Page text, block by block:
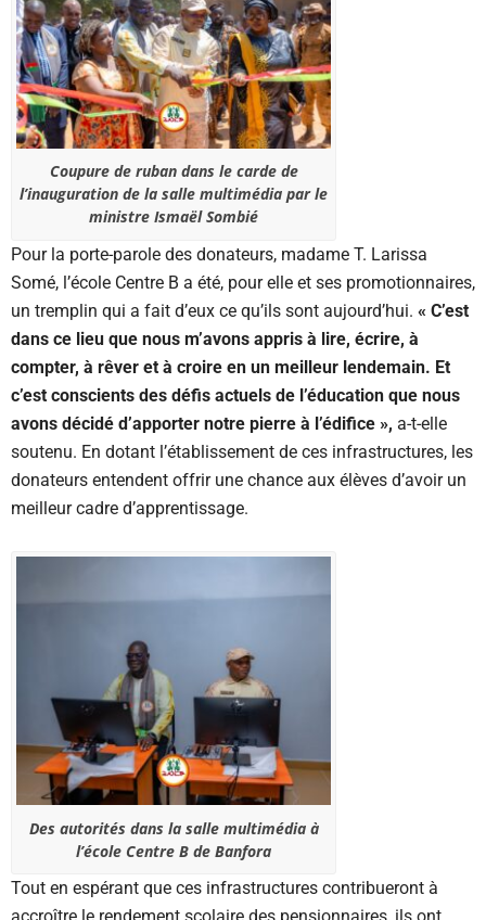
Coupure de ruban dans le carde de
l’inauguration de la salle multimédia par le
ministre Ismaël Sombié
Pour la porte-parole des donateurs, madame T. Larissa
Somé, l’école Centre B a été, pour elle et ses promotionnaires,
un tremplin qui a fait d’eux ce qu’ils sont aujourd’hui. « C’est
dans ce lieu que nous m’avons appris à lire, écrire, à
compter, à rêver et à croire en un meilleur lendemain. Et
c’est conscients des défis actuels de l’éducation que nous
avons décidé d’apporter notre pierre à l’édifice », a-t-elle
soutenu. En dotant l’établissement de ces infrastructures, les
donateurs entendent offrir une chance aux élèves d’avoir un
meilleur cadre d’apprentissage.
Des autorités dans la salle multimédia à
l’école Centre B de Banfora
Tout en espérant que ces infrastructures contribueront à